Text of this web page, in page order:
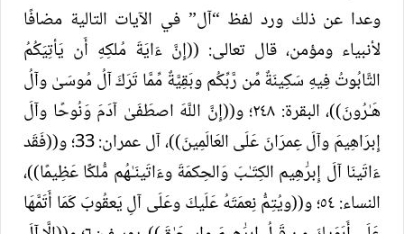
وعدا عن ذلك ورد لفظ “آل” في الآيات التالية مضافًا
لأنبياء ومؤمن، قال تعالى: ((إِنَّ ءَایَةَ مُلكِهِ أَن یَأتِیَكُمُ
التَّابُوتُ فِيهِ سَكِينَةٌ مِّن رَّبِّكُم وبَقِيَّةٌ مِّمَّا تَرَكَ آلُ مُوسَىٰ وآلُ
هَـٰرُونَ))، البقرة: ٢٤٨؛ و((إِنَّ اللَّهَ اصطَفَىٰ آدَمَ وَنُوحًا وآلَ
إِبرَاهِيمَ وآلَ عِمرَانَ عَلَى العَالَمِينَ))، آل عمران: 33؛ و((فَقَد
ءَاتَینَا آلَ إِبرَٰ⁠هِیم الكِتَـٰبَ وَالحِكمَةَ وءَاتَینَـٰهُم مُّلكًا عَظِيمًا))،
النساء: ٥٤؛ و((ویُتِمُّ نِعمَتَهُ عَلَيكَ وعَلَى آلِ يَعقُوبَ كَمَا أَتَمَّهَا